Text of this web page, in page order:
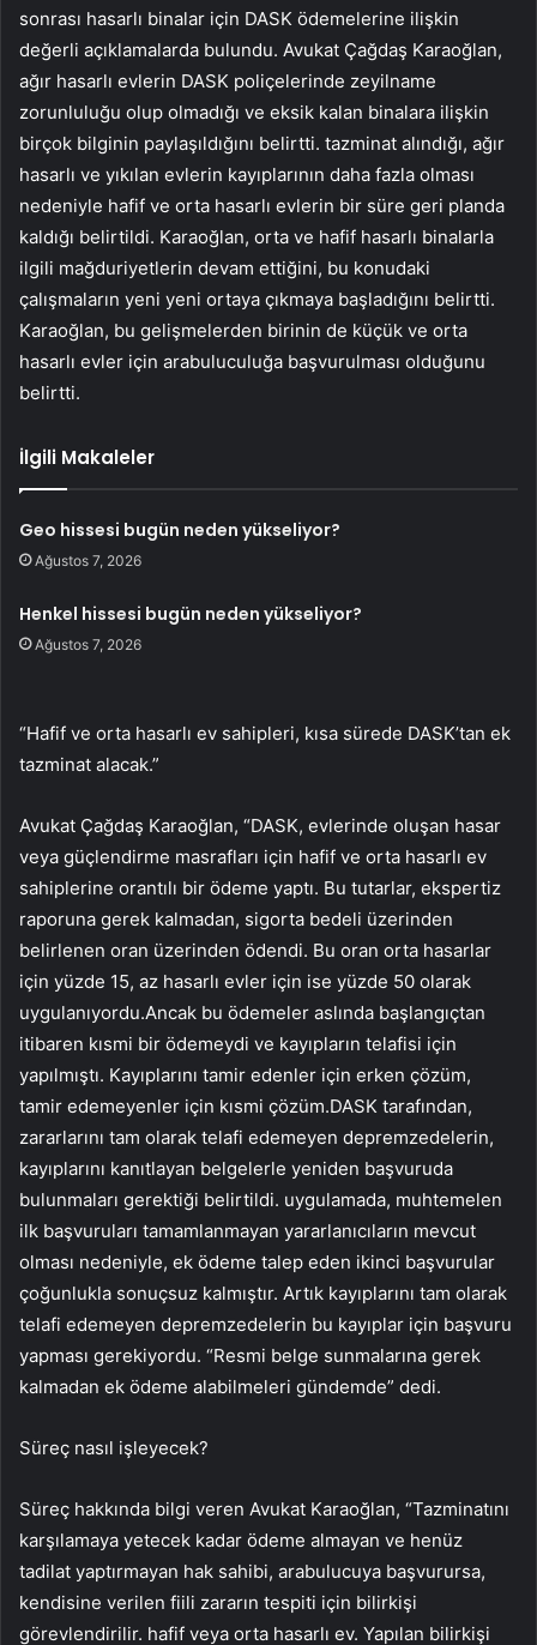
sonrası hasarlı binalar için DASK ödemelerine ilişkin
değerli açıklamalarda bulundu. Avukat Çağdaş Karaoğlan,
ağır hasarlı evlerin DASK poliçelerinde zeyilname
zorunluluğu olup olmadığı ve eksik kalan binalara ilişkin
birçok bilginin paylaşıldığını belirtti. tazminat alındığı, ağır
hasarlı ve yıkılan evlerin kayıplarının daha fazla olması
nedeniyle hafif ve orta hasarlı evlerin bir süre geri planda
kaldığı belirtildi. Karaoğlan, orta ve hafif hasarlı binalarla
ilgili mağduriyetlerin devam ettiğini, bu konudaki
çalışmaların yeni yeni ortaya çıkmaya başladığını belirtti.
Karaoğlan, bu gelişmelerden birinin de küçük ve orta
hasarlı evler için arabuluculuğa başvurulması olduğunu
belirtti.
İlgili Makaleler
Geo hissesi bugün neden yükseliyor?
Ağustos 7, 2026
Henkel hissesi bugün neden yükseliyor?
Ağustos 7, 2026
“Hafif ve orta hasarlı ev sahipleri, kısa sürede DASK’tan ek
tazminat alacak.”
Avukat Çağdaş Karaoğlan, “DASK, evlerinde oluşan hasar
veya güçlendirme masrafları için hafif ve orta hasarlı ev
sahiplerine orantılı bir ödeme yaptı. Bu tutarlar, ekspertiz
raporuna gerek kalmadan, sigorta bedeli üzerinden
belirlenen oran üzerinden ödendi. Bu oran orta hasarlar
için yüzde 15, az hasarlı evler için ise yüzde 50 olarak
uygulanıyordu.Ancak bu ödemeler aslında başlangıçtan
itibaren kısmi bir ödemeydi ve kayıpların telafisi için
yapılmıştı. Kayıplarını tamir edenler için erken çözüm,
tamir edemeyenler için kısmi çözüm.DASK tarafından,
zararlarını tam olarak telafi edemeyen depremzedelerin,
kayıplarını kanıtlayan belgelerle yeniden başvuruda
bulunmaları gerektiği belirtildi. uygulamada, muhtemelen
ilk başvuruları tamamlanmayan yararlanıcıların mevcut
olması nedeniyle, ek ödeme talep eden ikinci başvurular
çoğunlukla sonuçsuz kalmıştır. Artık kayıplarını tam olarak
telafi edemeyen depremzedelerin bu kayıplar için başvuru
yapması gerekiyordu. “Resmi belge sunmalarına gerek
kalmadan ek ödeme alabilmeleri gündemde” dedi.
Süreç nasıl işleyecek?
Süreç hakkında bilgi veren Avukat Karaoğlan, “Tazminatını
karşılamaya yetecek kadar ödeme almayan ve henüz
tadilat yaptırmayan hak sahibi, arabulucuya başvurursa,
kendisine verilen fiili zararın tespiti için bilirkişi
görevlendirilir. hafif veya orta hasarlı ev. Yapılan bilirkişi